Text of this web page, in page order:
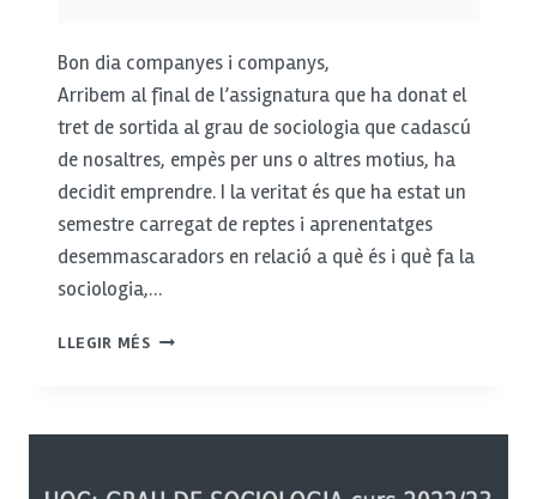
Bon dia companyes i companys,
Arribem al final de l’assignatura que ha donat el
tret de sortida al grau de sociologia que cadascú
de nosaltres, empès per uns o altres motius, ha
decidit emprendre. I la veritat és que ha estat un
semestre carregat de reptes i aprenentatges
desemmascaradors en relació a què és i què fa la
sociologia,…
LLEGIR MÉSREFLEXIÓ
DESEMMASCARADORA